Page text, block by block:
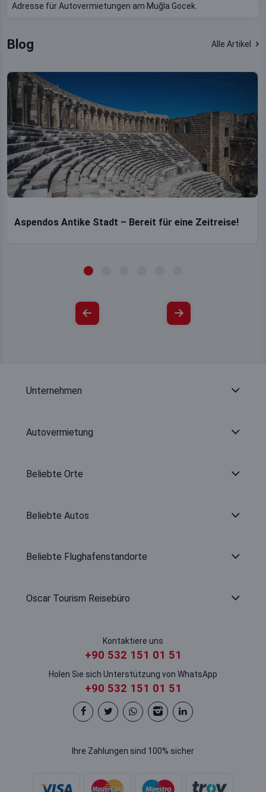
Adresse für Autovermietungen am Muğla Gocek.
Blog Alle Artikel
Aspendos Antike Stadt – Bereit für eine Zeitreise!
Unternehmen
Autovermietung
Beliebte Orte
Beliebte Autos
Beliebte Flughafenstandorte
Oscar Tourism Reisebüro
Kontaktiere uns
+90 532 151 01 51
Holen Sie sich Unterstützung von WhatsApp
+90 532 151 01 51
Ihre Zahlungen sind 100% sicher